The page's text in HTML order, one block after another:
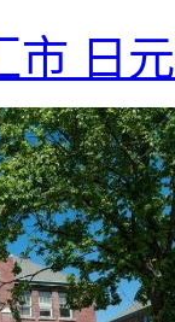
市 日